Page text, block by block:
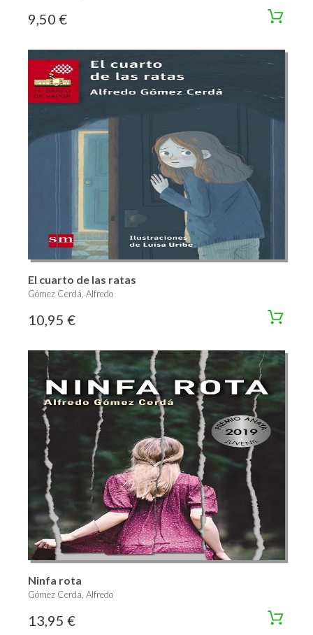
9,50 €
El cuarto de las ratas
Gómez Cerdá, Alfredo
10,95 €
Ninfa rota
Gómez Cerdá, Alfredo
13,95 €